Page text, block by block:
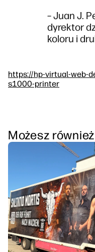
– Juan J.
dyrektor
koloru i
https://hp-virtual-web-
s1000-printer
Możesz